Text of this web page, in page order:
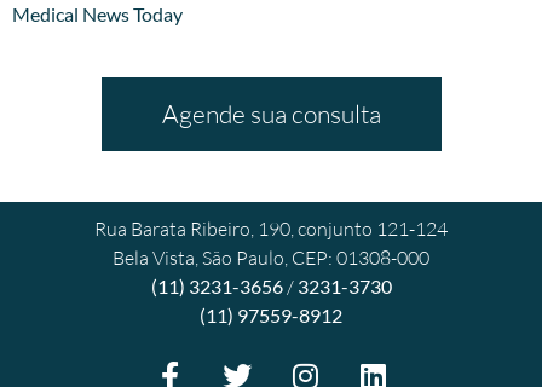
Medical News Today
Agende sua consulta
Rua Barata Ribeiro, 190, conjunto 121-124
Bela Vista, São Paulo, CEP: 01308-000
(11) 3231-3656/ 3231-3730
(11) 97559-8912